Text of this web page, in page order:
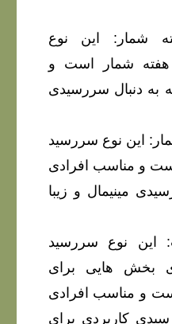
شمار: این نوع
هفته شمار است و
به دنبال سررسیدی
این نوع سررسید
و مناسب افرادی
مینیمال و زیبا
این نوع سررسید
بخش هایی برای
و مناسب افرادی
کاربردی برای